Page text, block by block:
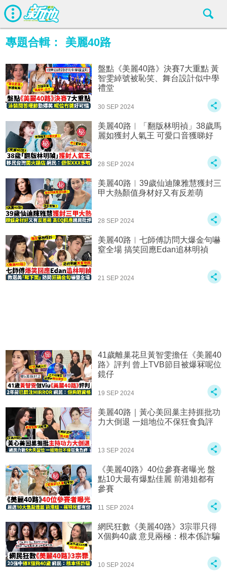
專題合輯： 美麗40路
盤點《美麗40路》決賽7大重點 黃
智雯綽號被恥笑、舞台設計似中學
禮堂
30 SEP 2024
美麗40路︱「翻版林明禎」38歲馬
麗如獲封人氣王 可愛口音獲睇好
28 SEP 2024
美麗40路︱39歲仙迪陳雅慧獲封三
甲大熱顏值身材好又有反差萌
28 SEP 2024
美麗40路︱七師傅訪問大爆金句嚇
窒全場 搞笑回應Edan追林明禎
21 SEP 2024
41歲離巢花旦黃智雯擔任《美麗40
路》評判 曾上TVB節目被爆冧呢位
鏡仔
19 SEP 2024
美麗40路｜黃心美回巢主持捱批功
力大倒退 一姐地位不保狂食負評
13 SEP 2024
《美麗40路》40位參賽者曝光 盤
點10大最有爆點佳麗 前港姐都有
參賽
11 SEP 2024
網民狂數《美麗40路》3宗罪只得
X個夠40歲 意見兩極：根本係詐騙
10 SEP 2024